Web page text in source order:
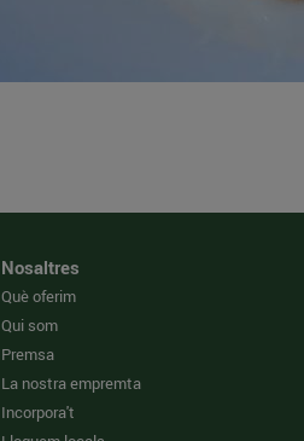
Nosaltres
Què oferim
Qui som
Premsa
La nostra empremta
Incorpora't